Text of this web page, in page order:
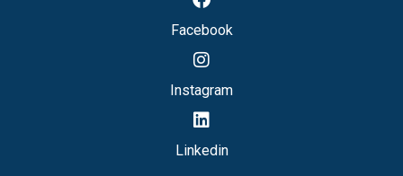
Facebook
Instagram
Linkedin